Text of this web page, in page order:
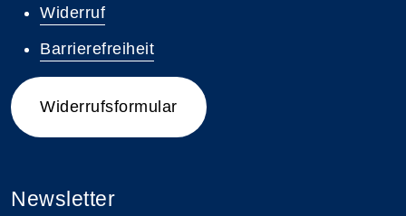
Widerruf
Barrierefreiheit
Widerrufsformular
Newsletter